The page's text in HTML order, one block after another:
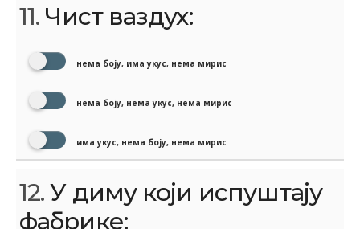
11. Чист ваздух:
нема боју, има укус, нема мирис
нема боју, нема укус, нема мирис
има укус, нема боју, нема мирис
12.У диму који испуштају
фабрике: